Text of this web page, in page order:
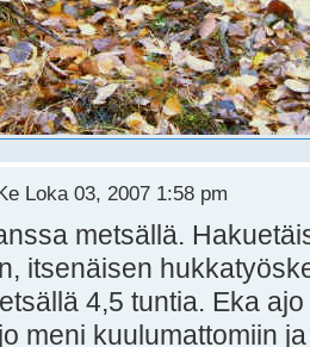
Loka 03, 2007 1:58 pm
metsällä.
itsenäisen
4,5 tuntia. Eka
meni kuulumattomiin